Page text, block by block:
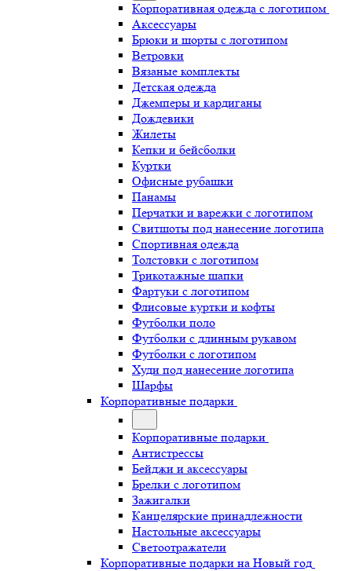
Корпоративная одежда с логотипом
Аксессуары
Брюки и шорты с логотипом
Ветровки
Вязаные комплекты
Детская одежда
Джемперы и кардиганы
Дождевики
Жилеты
Кепки и бейсболки
Куртки
Офисные рубашки
Панамы
Перчатки и варежки с логотипом
Свитшоты под нанесение логотипа
Спортивная одежда
Толстовки с логотипом
Трикотажные шапки
Фартуки с логотипом
Флисовые куртки и кофты
Футболки поло
Футболки с длинным рукавом
Футболки с логотипом
Худи под нанесение логотипа
Шарфы
Корпоративные подарки
Корпоративные подарки
Антистрессы
Бейджи и аксессуары
Брелки с логотипом
Зажигалки
Канцелярские принадлежности
Настольные аксессуары
Светоотражатели
Корпоративные подарки на Новый год